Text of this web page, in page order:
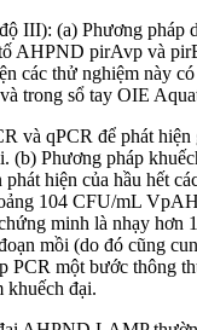
III): (a) Phương pháp
AHPND pirAvp và
các thử nghiệm này
trong sổ tay OIE
và qPCR để phát
(b) Phương pháp
hiện của hầu hết
104 CFU/mL
minh là nhạy hơn
mồi (do đó cũng
PCR một bước thông
khuếch đại.